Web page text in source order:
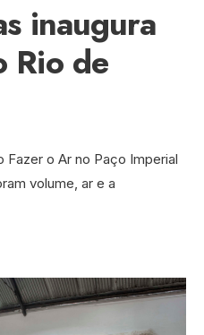
inaugura
Rio de
o Ar no Paço Imperial
volume, ar e a